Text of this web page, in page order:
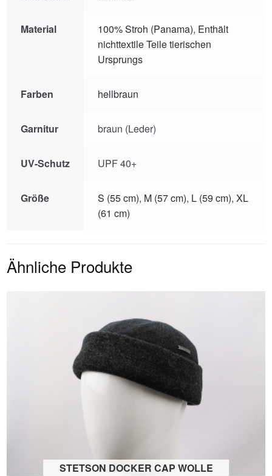
Material 100% Stroh (Panama), Enthält
nichttextile Teile tierischen
Ursprungs
Farben hellbraun
Garnitur braun (Leder)
UV-Schutz UPF 40+
Größe S (55 cm), M (57 cm), L (59 cm), XL
(61 cm)
Ähnliche Produkte
STETSON DOCKER CAP WOLLE